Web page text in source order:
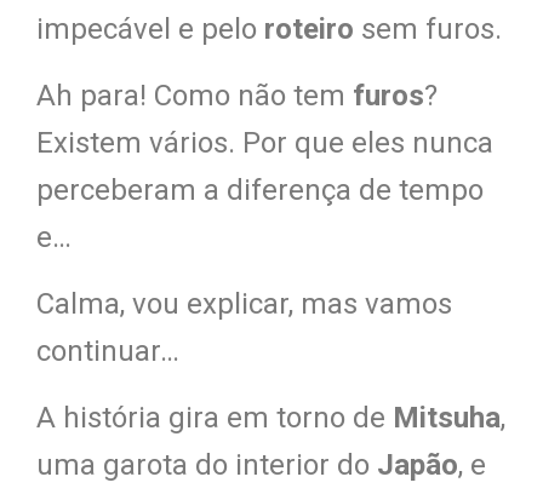
impecável e pelo roteiro sem furos.
Ah para! Como não tem furos?
Existem vários. Por que eles nunca
perceberam a diferença de tempo
e…
Calma, vou explicar, mas vamos
continuar…
A história gira em torno de Mitsuha,
uma garota do interior do Japão, e